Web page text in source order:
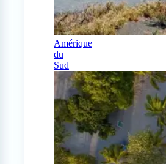
Amérique
du
Sud